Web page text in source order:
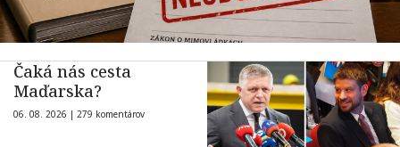
Čaká nás cesta
Maďarska?
06. 08. 2026 | 279 komentárov